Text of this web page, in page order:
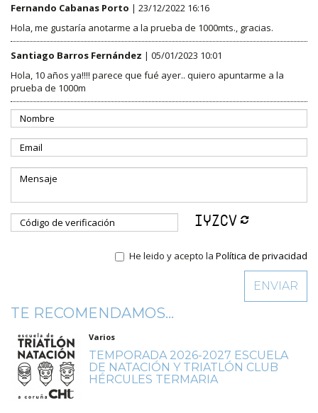
Fernando Cabanas Porto | 23/12/2022 16:16
Hola, me gustaría anotarme a la prueba de 1000mts., gracias.
Santiago Barros Fernández | 05/01/2023 10:01
Hola, 10 años ya!!!! parece que fué ayer.. quiero apuntarme a la
prueba de 1000m
He leido y acepto la Política de privacidad
TE RECOMENDAMOS...
Varios
TEMPORADA 2026-2027 ESCUELA
DE NATACIÓN Y TRIATLÓN CLUB
HÉRCULES TERMARIA